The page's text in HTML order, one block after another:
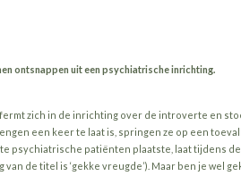
ontsnappen uit een psychiatrische inrichting.
zich in de inrichting over de introverte en
een keer te laat is, springen ze op een
psychiatrische patiënten plaatste, laat tijdens de
de titel is ‘gekke vreugde’). Maar ben je wel